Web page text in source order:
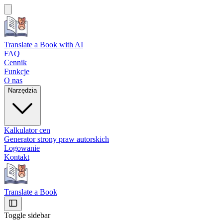
Translate a Book with AI
FAQ
Cennik
Funkcje
O nas
Narzędzia
Kalkulator cen
Generator strony praw autorskich
Logowanie
Kontakt
Translate a Book
Toggle sidebar